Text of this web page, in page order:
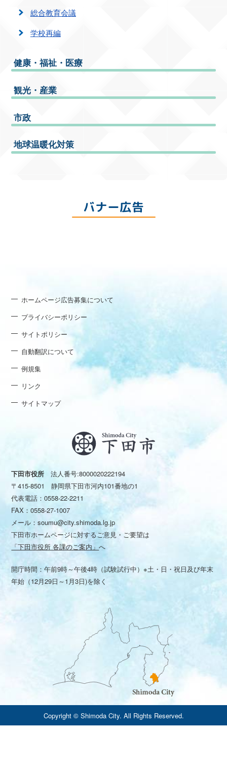
総合教育会議
学校再編
健康・福祉・医療
観光・産業
市政
地球温暖化対策
バナー広告
ホームページ広告募集について
プライバシーポリシー
サイトポリシー
自動翻訳について
例規集
リンク
サイトマップ
下田市役所 法人番号:8000020222194
〒415-8501 静岡県下田市河内101番地の1
代表電話：0558-22-2211
FAX：0558-27-1007
メール：soumu@city.shimoda.lg.jp
下田市ホームページに対するご意見・ご要望は
「下田市役所 各課のご案内」へ
開庁時間：午前9時～午後4時（試験試行中）※土・日・祝日及び年末
年始（12月29日～1月3日)を除く
Copyright © Shimoda City. All Rights Reserved.